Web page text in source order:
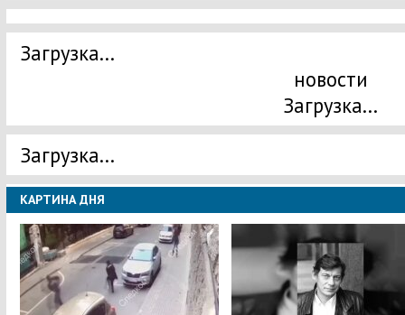
Загрузка...
новости
Загрузка...
Загрузка...
КАРТИНА ДНЯ